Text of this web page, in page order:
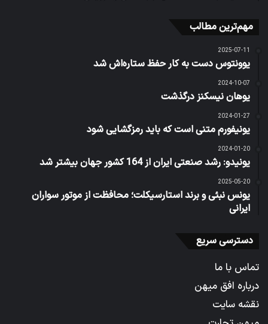
مهم‌ترین مطالب
2025-07-11
یوونتوس دست به کار حفظ ستاره‌اش شد
2024-10-07
یوهان نیسکنز درگذشت
2024-01-27
یونیفورم متنی است که باید رمزگشایی شود
2024-01-20
یونیدو: رشد صنعتی ایران از 164 کشور جهان بیشتر شد
2025-05-20
یونس نبئی و برند استارسیکلت؛ محافظت از موتور سواران
ایرانی
دسترسی سریع
تماس با ما
درباره افق میهن
نقشه سایت